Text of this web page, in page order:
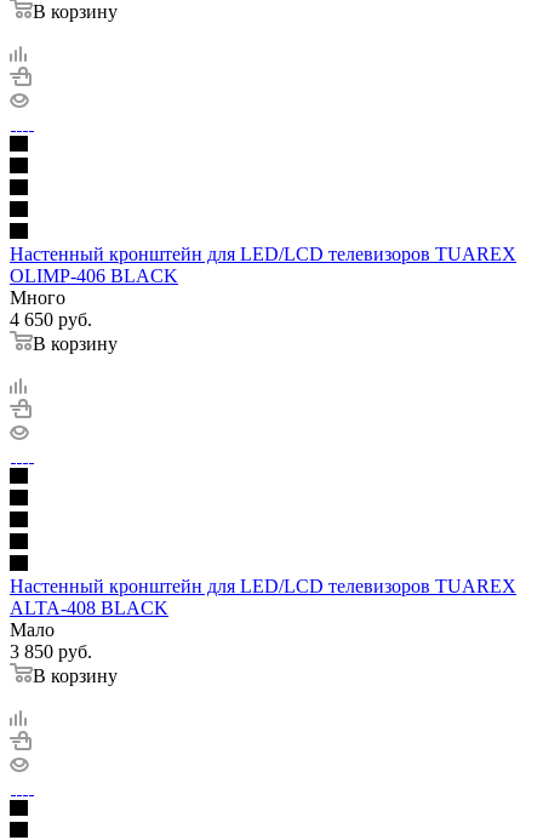
В корзину
Настенный кронштейн для LED/LCD телевизоров TUAREX
OLIMP-406 BLACK
Много
4 650 руб.
В корзину
Настенный кронштейн для LED/LCD телевизоров TUAREX
ALTA-408 BLACK
Мало
3 850 руб.
В корзину